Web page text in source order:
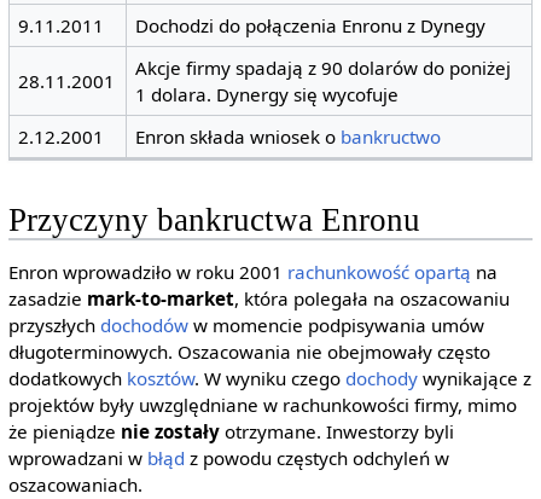
9.11.2011
Dochodzi do połączenia Enronu z Dynegy
28.11.2001
Akcje firmy spadają z 90 dolarów do poniżej
1 dolara. Dynergy się wycofuje
2.12.2001
Enron składa wniosek o bankructwo
Przyczyny bankructwa Enronu
Enron wprowadziło w roku 2001 rachunkowość opartą na
zasadzie mark-to-market, która polegała na oszacowaniu
przyszłych dochodóww momencie podpisywania umów
długoterminowych. Oszacowania nie obejmowały często
dodatkowych kosztów. W wyniku czego dochodywynikające z
projektów były uwzględniane w rachunkowości firmy, mimo
że pieniądze nie zostałyotrzymane. Inwestorzy byli
wprowadzani w błąd z powodu częstych odchyleń w
oszacowaniach.